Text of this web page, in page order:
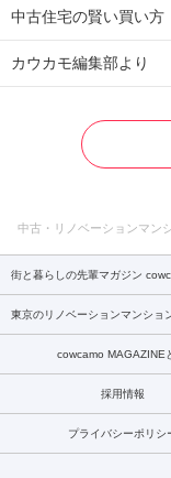
中古住宅の賢い買い方
カウカモ編集部より
中古・リノベーションマン
街と暮らしの先輩マガジン
東京のリノベーションマンショ
cowcamo MAGAZINE
採用情報
プライバシーポリシ